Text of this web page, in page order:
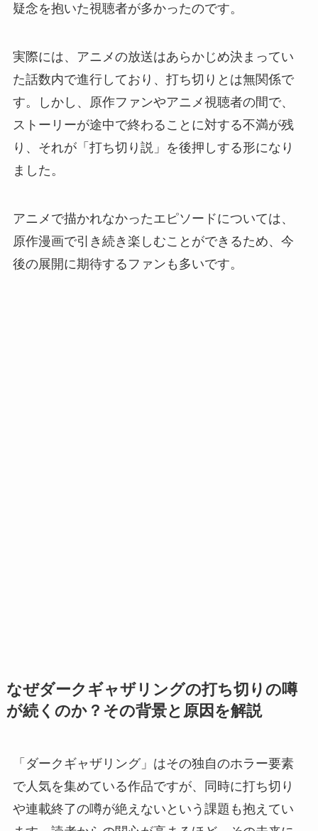
疑念を抱いた視聴者が多かったのです。
実際には、アニメの放送はあらかじめ決まってい
た話数内で進行しており、打ち切りとは無関係で
す。しかし、原作ファンやアニメ視聴者の間で、
ストーリーが途中で終わることに対する不満が残
り、それが「打ち切り説」を後押しする形になり
ました。
アニメで描かれなかったエピソードについては、
原作漫画で引き続き楽しむことができるため、今
後の展開に期待するファンも多いです。
なぜダークギャザリングの打ち切りの噂
が続くのか？その背景と原因を解説
「ダークギャザリング」はその独自のホラー要素
で人気を集めている作品ですが、同時に打ち切り
や連載終了の噂が絶えないという課題も抱えてい